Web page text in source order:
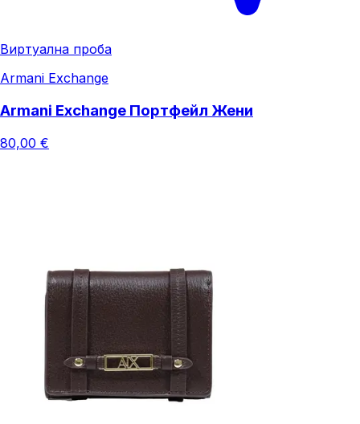
Виртуална проба
Armani Exchange
Armani Exchange Портфейл Жени
80,00 €